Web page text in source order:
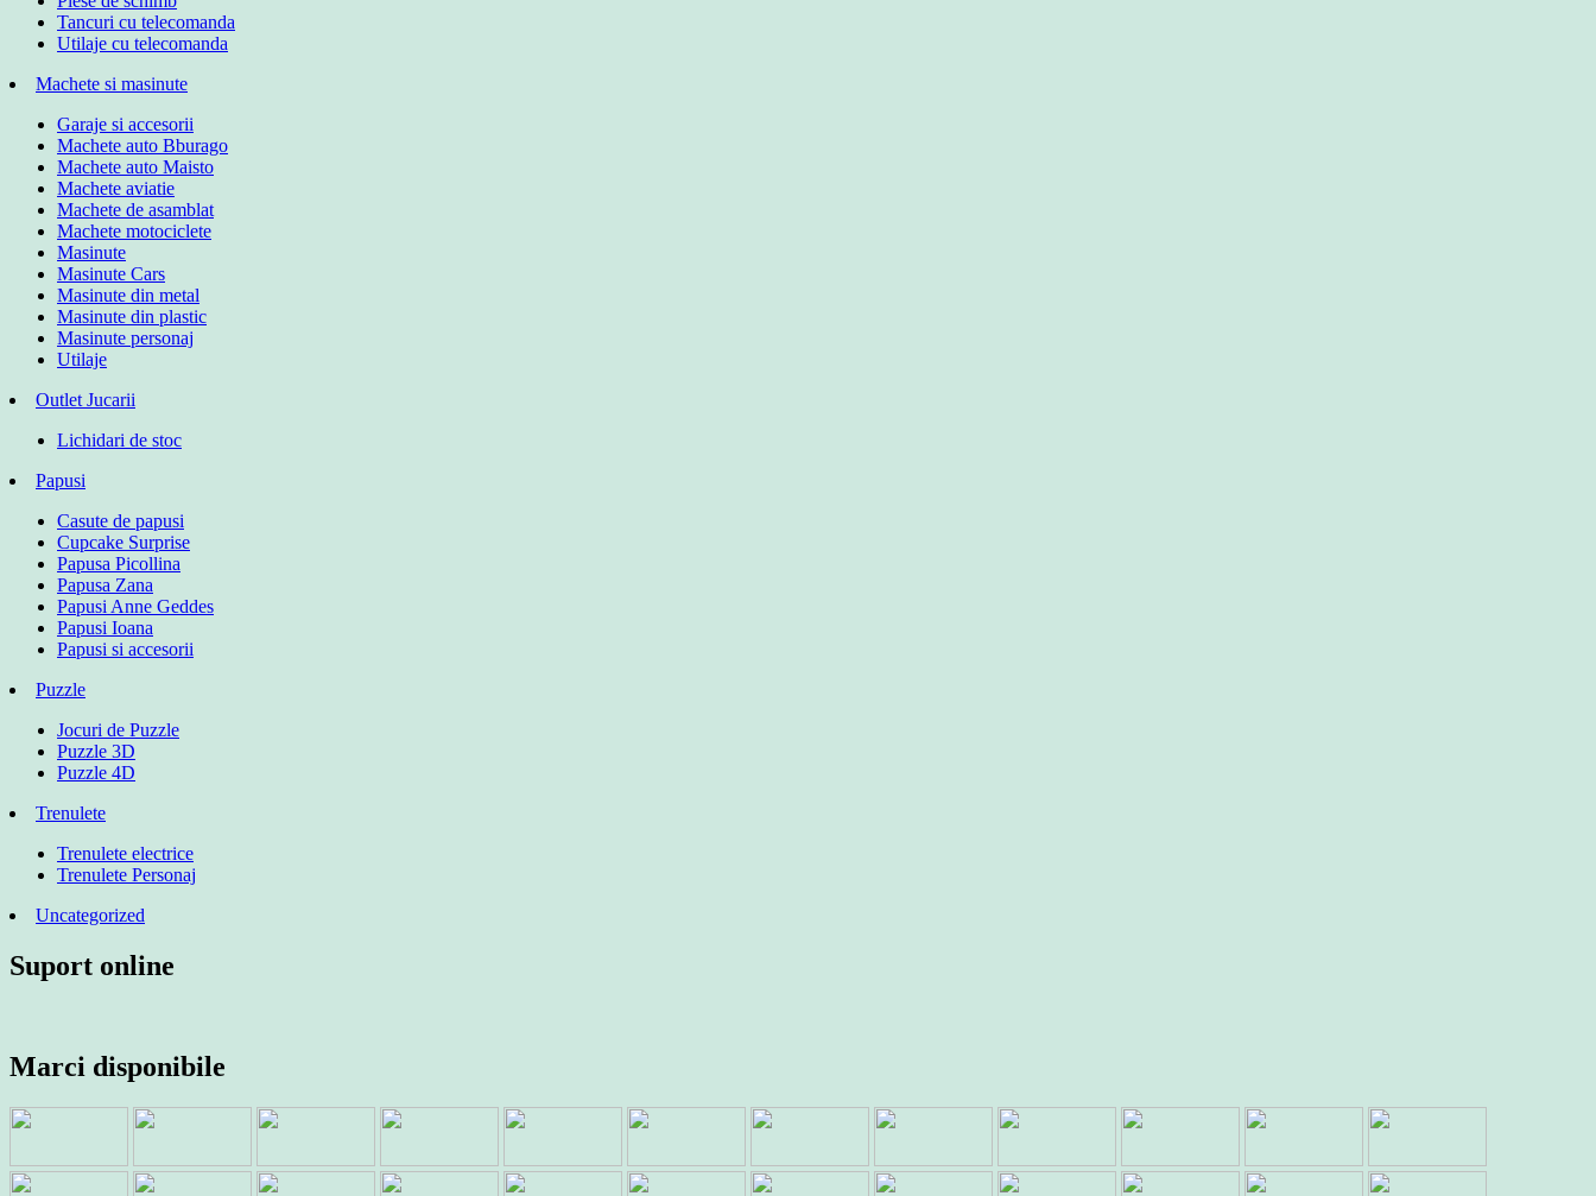
Tancuri cu telecomanda
Utilaje cu telecomanda
Machete si masinute
Garaje si accesorii
Machete auto Bburago
Machete auto Maisto
Machete aviatie
Machete de asamblat
Machete motociclete
Masinute
Masinute Cars
Masinute din metal
Masinute din plastic
Masinute personaj
Utilaje
Outlet Jucarii
Lichidari de stoc
Papusi
Casute de papusi
Cupcake Surprise
Papusa Picollina
Papusa Zana
Papusi Anne Geddes
Papusi Ioana
Papusi si accesorii
Puzzle
Jocuri de Puzzle
Puzzle 3D
Puzzle 4D
Trenulete
Trenulete electrice
Trenulete Personaj
Uncategorized
Suport online
Marci disponibile